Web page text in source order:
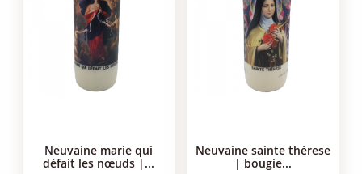
neuvaine marie qui
défait les nœuds |...
neuvaine sainte thérese
| bougie...